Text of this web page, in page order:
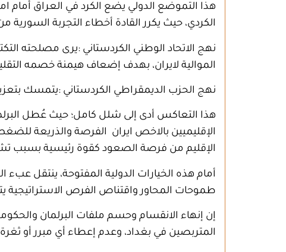
هذا التموضع الدولي يضع الكرد في العراق أمام
الكردي، حيث يكرر القادة أخطاء التجربة
نهج الاتحاد الوطني الكردستاني :يرى مصلحته
الموالية لايران، بهدف إضعاف هيمنة خصمه
نهج الحزب الديمقراطي الكردستاني :يتمسك
هذا التعاكس أدى إلى شلل كامل؛ حيث عُطل
الإقليميين بالاخص ايران الفرصة والذريعة
الإقليم من فرصة الصعود كقوة رئيسية بسبب
أمام هذه الخيارات الدولية المفتوحة، ينتقل
طموحات المحاور واقتناص الفرص الاستراتيجية
إن إنهاء الانقسام وحسم ملفات البرلمان
المتربصين في بغداد، وعدم إعطاء أي مبرر أو